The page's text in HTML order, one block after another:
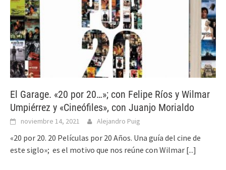
El Garage. «20 por 20…»; con Felipe Ríos y Wilmar
Umpiérrez y «Cineófiles», con Juanjo Morialdo
noviembre 14, 2021 Alejandro Puig
«20 por 20. 20 Películas por 20 Años. Una guía del cine de
este siglo»; es el motivo que nos reúne con Wilmar [...]